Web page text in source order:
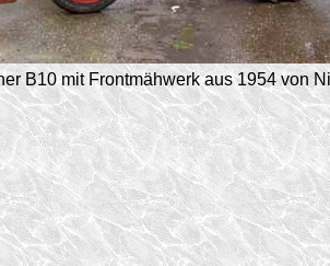
B10 mit Frontmähwerk aus 1954 von